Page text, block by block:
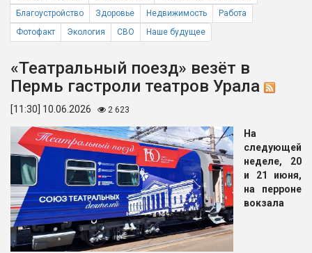
Благоустройство
Здоровье Недвижимость
Работа
Фотофакт
Экология СВО Наше будущее
«Театральный поезд» везёт в
Пермь гастроли театров Урала
[11:30] 10.06.2026 2 623
На
следующей
неделе, 20
и 21 июня,
на перроне
вокзала